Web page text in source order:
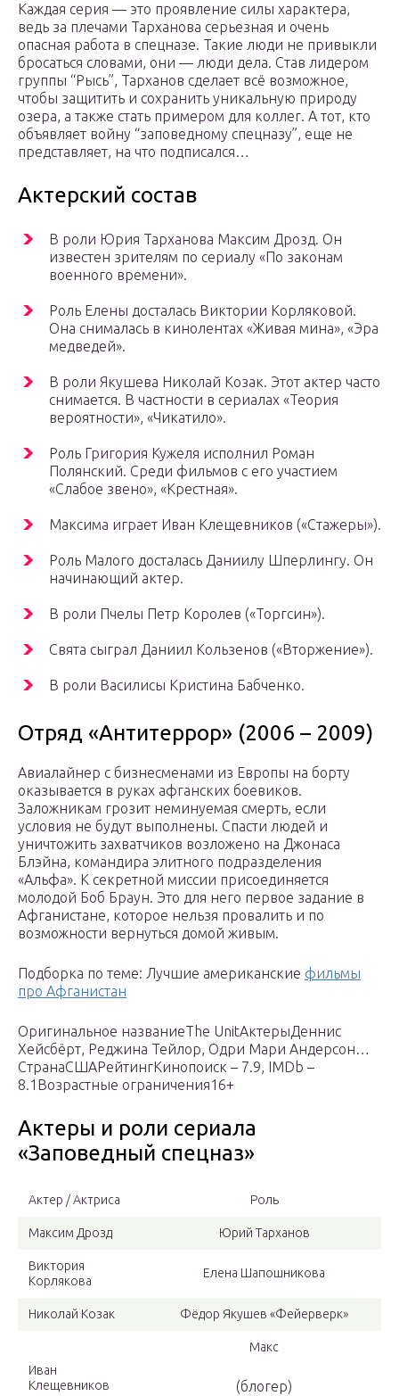
Каждая серия — это проявление силы характера,
ведь за плечами Тарханова серьезная и очень
опасная работа в спецназе. Такие люди не привыкли
бросаться словами, они — люди дела. Став лидером
группы “Рысь”, Тарханов сделает всё возможное,
чтобы защитить и сохранить уникальную природу
озера, а также стать примером для коллег. А тот, кто
объявляет войну “заповедному спецназу”, еще не
представляет, на что подписался…
Актерский состав
В роли Юрия Тарханова Максим Дрозд. Он
известен зрителям по сериалу «По законам
военного времени».
Роль Елены досталась Виктории Корляковой.
Она снималась в кинолентах «Живая мина», «Эра
медведей».
В роли Якушева Николай Козак. Этот актер часто
снимается. В частности в сериалах «Теория
вероятности», «Чикатило».
Роль Григория Кужеля исполнил Роман
Полянский. Среди фильмов с его участием
«Слабое звено», «Крестная».
Максима играет Иван Клещевников («Стажеры»).
Роль Малого досталась Даниилу Шперлингу. Он
начинающий актер.
В роли Пчелы Петр Королев («Торгсин»).
Свята сыграл Даниил Кользенов («Вторжение»).
В роли Василисы Кристина Бабченко.
Отряд «Антитеррор» (2006 – 2009)
Авиалайнер с бизнесменами из Европы на борту
оказывается в руках афганских боевиков.
Заложникам грозит неминуемая смерть, если
условия не будут выполнены. Спасти людей и
уничтожить захватчиков возложено на Джонаса
Блэйна, командира элитного подразделения
«Альфа». К секретной миссии присоединяется
молодой Боб Браун. Это для него первое задание в
Афганистане, которое нельзя провалить и по
возможности вернуться домой живым.
Подборка по теме: Лучшие американские фильмы
про Афганистан
Оригинальное названиеThe UnitАктерыДеннис
Хейсбёрт, Реджина Тейлор, Одри Мари Андерсон…
СтранаСШАРейтингКинопоиск – 7.9, IMDb –
8.1Возрастные ограничения16+
Актеры и роли сериала
«Заповедный спецназ»
Актер / Актриса Роль
Максим Дрозд Юрий Тарханов
Виктория
Корлякова
Елена Шапошникова
Николай Козак Фёдор Якушев «Фейерверк»
Иван
Клещевников
Макс
(блогер)